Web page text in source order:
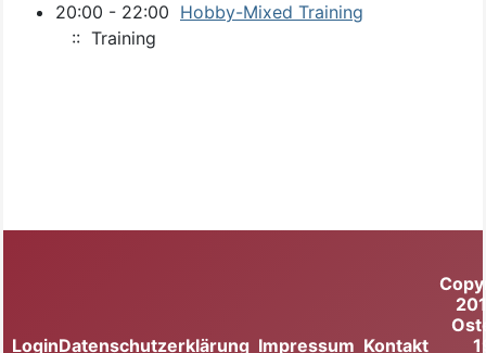
20:00 - 22:00 Hobby-Mixed Training
:: Training
LoginDatenschutzerklärung Impressum Kontakt